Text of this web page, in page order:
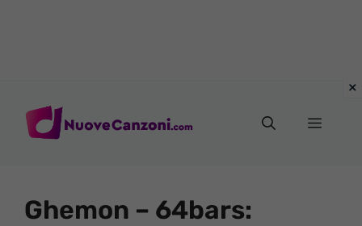
Menu
Ghemon – 64bars: